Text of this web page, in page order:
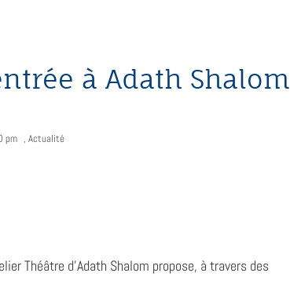
à Adath Shalom
pm , Actualité
Théâtre d’Adath Shalom propose, à travers des